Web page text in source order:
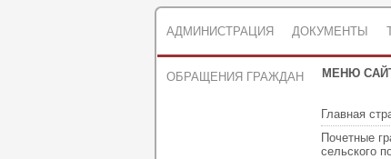
АДМИНИСТРАЦИЯ ДОКУМЕНТЫ
ОБРАЩЕНИЯ ГРАЖДАН МЕНЮ
Главная
Почетные
сельского